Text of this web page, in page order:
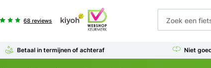
68 reviews
Betaal in termijnen of achteraf Niet